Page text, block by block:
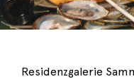
Residenzgalerie